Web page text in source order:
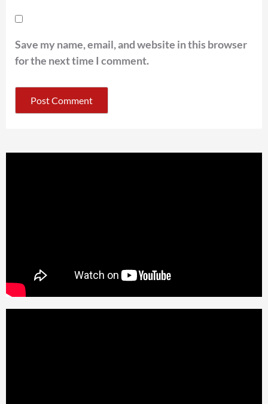
Save my name, email, and website in this browser
for the next time I comment.